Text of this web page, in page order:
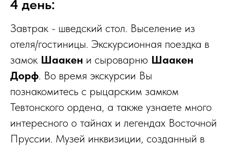
4 день:
Завтрак - шведский стол. Выселение из
отеля/гостиницы. Экскурсионная поездка в
замок Шаакен и сыроварню Шаакен
Дорф. Во время экскурсии Вы
познакомитесь с рыцарским замком
Тевтонского ордена, а также узнаете много
интересного о тайнах и легендах Восточной
Пруссии. Музей инквизиции, созданный в